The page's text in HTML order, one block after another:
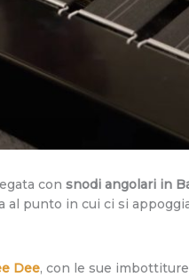
consnodi angolari in
al punto in cui ci si
Dee, con le sue